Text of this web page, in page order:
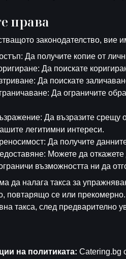
права
законодателство, вие
Да получите копие от
Да поискате
Да поискате
Да ограничите
Да възразите срещу
легитимни интереси.
Да получите
Можете да
възможността ни да
да налага такса за
повтарящо се или
такса, след предварително
на политиката: Catering.bg